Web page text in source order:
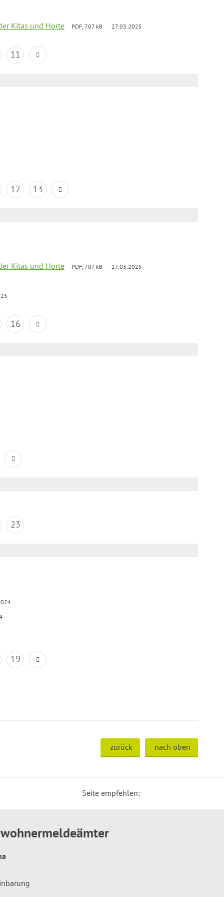
Kitas und Horte PDF, 707 kB 27.03.2025
11
12 13
Kitas und Horte PDF, 707 kB 27.03.2025
16
23
19
zurück nach oben
Seite empfehlen: